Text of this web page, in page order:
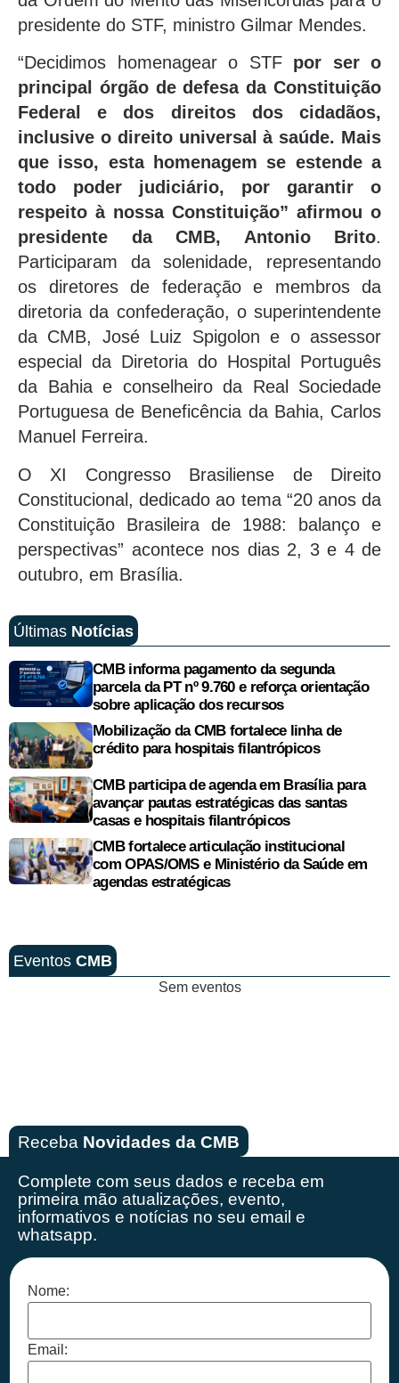
presidente do STF, ministro Gilmar Mendes.
“Decidimos homenagear o STF por ser o
principal órgão de defesa da Constituição
Federal e dos direitos dos cidadãos,
inclusive o direito universal à saúde. Mais
que isso, esta homenagem se estende a
todo poder judiciário, por garantir o
respeito à nossa Constituição” afirmou o
presidente da CMB, Antonio Brito.
Participaram da solenidade, representando
os diretores de federação e membros da
diretoria da confederação, o superintendente
da CMB, José Luiz Spigolon e o assessor
especial da Diretoria do Hospital Português
da Bahia e conselheiro da Real Sociedade
Portuguesa de Beneficência da Bahia, Carlos
Manuel Ferreira.
O XI Congresso Brasiliense de Direito
Constitucional, dedicado ao tema “20 anos da
Constituição Brasileira de 1988: balanço e
perspectivas” acontece nos dias 2, 3 e 4 de
outubro, em Brasília.
Últimas Notícias
CMB informa pagamento da segunda
parcela da PT nº 9.760 e reforça orientação
sobre aplicação dos recursos
Mobilização da CMB fortalece linha de
crédito para hospitais filantrópicos
CMB participa de agenda em Brasília para
avançar pautas estratégicas das santas
casas e hospitais filantrópicos
CMB fortalece articulação institucional
com OPAS/OMS e Ministério da Saúde em
agendas estratégicas
Eventos CMB
Sem eventos
Receba Novidades da CMB
Complete com seus dados e receba em
primeira mão atualizações, evento,
informativos e notícias no seu email e
whatsapp.
Nome:
Email: